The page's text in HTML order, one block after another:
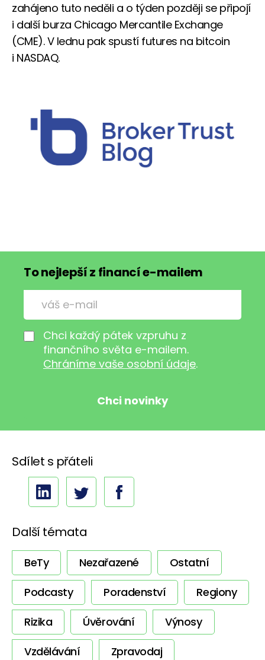
zahájeno tuto neděli a o týden později se připojí
i další burza Chicago Mercantile Exchange
(CME). V lednu pak spustí futures na bitcoin
i NASDAQ.
To nejlepší z financí e-mailem
Chci každý pátek vzpruhu z
finančního světa e-mailem.
Chráníme vaše osobní údaje.
Sdílet s přáteli
Další témata
BeTy Nezařazené
Ostatní
Podcasty
Poradenství
Regiony
Rizika
Úvěrování
Výnosy
Vzdělávání
Zpravodaj